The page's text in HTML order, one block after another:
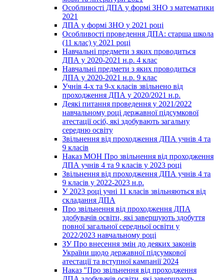
Особливості ДПА у формі ЗНО з математики
2021
ДПА у формі ЗНО у 2021 році
Особливості проведення ДПА: старша школа
(11 клас) у 2021 році
Навчальні предмети з яких проводиться
ДПА у 2020-2021 н.р. 4 клас
Навчальні предмети з яких проводиться
ДПА у 2020-2021 н.р. 9 клас
Учнів 4-х та 9-х класів звільнено від
проходження ДПА у 2020/2021 н.р.
Деякі питання проведення у 2021/2022
навчальному році державної підсумкової
атестації осіб, які здобувають загальну
середню освіту
Звільнення від проходження ДПА учнів 4 та
9 класів
Наказ МОН Про звільнення від проходження
ДПА учнів 4 та 9 класів у 2023 році
Звільнення від проходження ДПА учнів 4 та
9 класів у 2022-2023 н.р.
У 2023 році учні 11 класів звільняються від
складання ДПА
Про звільнення від проходження ДПА
здобувачів освіти, які завершують здобуття
повної загальної середньої освіти у
2022/2023 навчальному році
ЗУ Про внесення змін до деяких законів
України щодо державної підсумкової
атестації та вступної кампанії 2024
Наказ "Про звільнення від проходження